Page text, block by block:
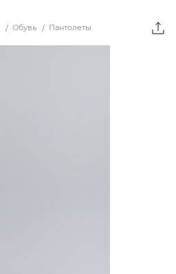
Обувь Пантолеты